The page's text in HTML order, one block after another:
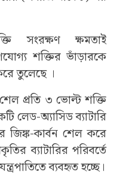
সংরক্ষণ ক্ষমতাই
শক্তির ভাঁড়ারকে
তুলেছে ।
প্রতি ৩ ভোল্ট শক্তি
লেড-অ্যাসিড ব্যাটারি
কার্বন শেল করে
ব্যাটারির পরিবর্তে
ব্যবহৃত হচ্ছে।